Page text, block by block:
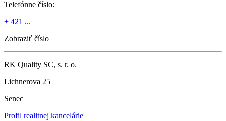
Telefónne číslo:
+ 421 ...
Zobraziť číslo
RK Quality SC, s. r. o.
Lichnerova 25
Senec
Profil realitnej kancelárie